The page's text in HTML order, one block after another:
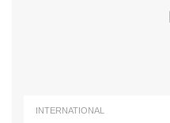
INTERNATIONAL